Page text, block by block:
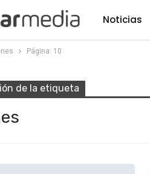
Noticias
Página: 10
de la etiqueta